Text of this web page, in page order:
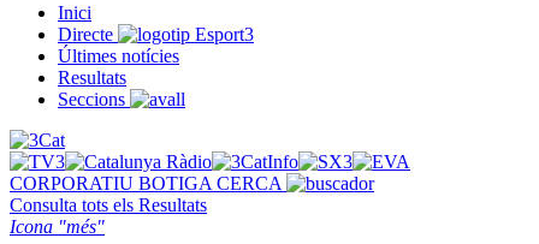
Inici
Directe
Últimes notícies
Resultats
Seccions
CORPORATIU BOTIGA CERCA
Consulta tots els Resultats
Icona "més"